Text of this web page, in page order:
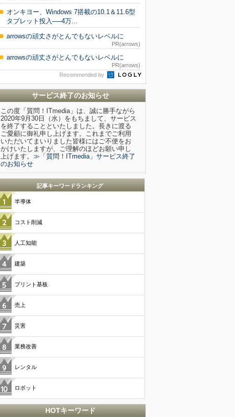
オンキヨー、Windows 7搭載の10.1＆11.6型
タブレット投入──4万...
arrowsの頑丈さがとんでもないレベルに
PR(arrows)
arrowsの頑丈さがとんでもないレベルに
PR(arrows)
Recommended by
サービス終了のお知らせ
この度「質問！ITmedia」は、誠に勝手ながら
2020年9月30日（水）をもちまして、サービス
を終了することといたしました。長きに渡る
ご愛顧に御礼申し上げます。これまでご利用
いただいてまいりました皆様にはご不便をお
かけいたしますが、ご理解のほどお願い申し
上げます。 ≫「質問！ITmedia」サービス終了
のお知らせ
記事キーワードランキング
半導体
コスト削減
人工知能
建築
プリント基板
売上
災害
業務改善
レンタル
ロボット
HOTキーワード